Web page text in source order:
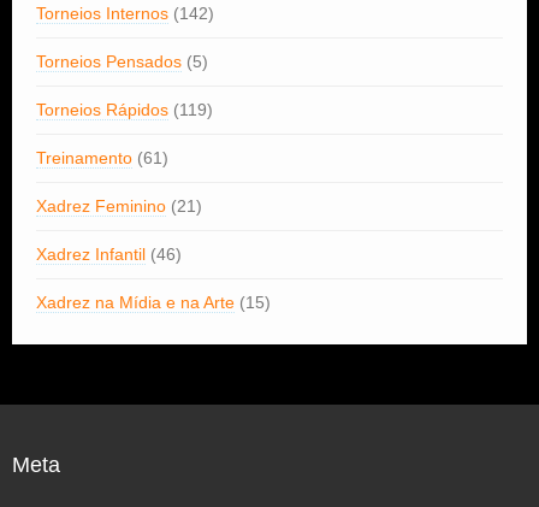
Torneios Internos (142)
Torneios Pensados (5)
Torneios Rápidos (119)
Treinamento (61)
Xadrez Feminino (21)
Xadrez Infantil (46)
Xadrez na Mídia e na Arte (15)
Meta